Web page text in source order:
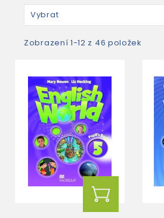
Vybrat
Zobrazení 1-12 z 46 položek